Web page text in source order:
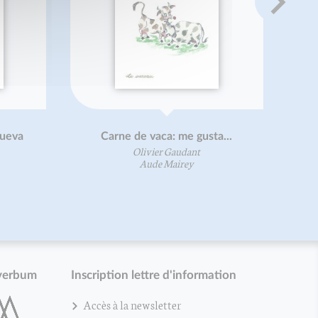
Carne de vaca: me gusta...
Olivier Gaudant
Aude Mairey
Inscription lettre d'information
Accès à la newsletter